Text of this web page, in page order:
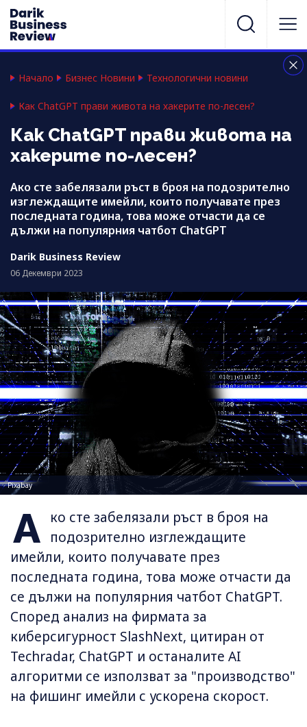
Начало Бизнес Новини Технологични новини
Как ChatGPT прави живота на хакерите по-лесен?
Как ChatGPT прави живота на
хакерите по-лесен?
Ако сте забелязали ръст в броя на подозрително
изглеждащите имейли, които получавате през
последната година, това може отчасти да се
дължи на популярния чатбот ChatGPT
Darik Business Review
06 Декември 2023
Pixabay
А
ко сте забелязали ръст в броя на
подозрително изглеждащите
имейли, които получавате през
последната година, това може отчасти да
се дължи на популярния чатбот ChatGPT.
Според анализ на фирмата за
киберсигурност SlashNext, цитиран от
Techradar, ChatGPT и останалите AI
алгоритми се използват за "производство"
на фишинг имейли с ускорена скорост.